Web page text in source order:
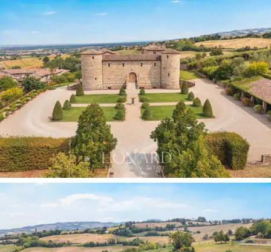
колбасных изделий до вин DOC, которые можно
попробовать в погребах и традиционных ресторанах
окрестностей.
Истоки этой внушительной резиденции уходят
корнями в XIII век, она была построена как
стратегический форпост на территории и включена в
оборонительную систему, контролировавшую
проходы между долинами Луретта и Тидоне. Первое
документальное упоминание о ней относится к 1412
году, когда герцог Милана Филиппо Мария Висконти
передал ее, вместе с другими владениями, Филиппо
и Бартоломео Арчелли, назначенным графами Валь-
Тидоне. С упадком семьи Арчелли владение снова
перешло под власть герцога, а затем было передано